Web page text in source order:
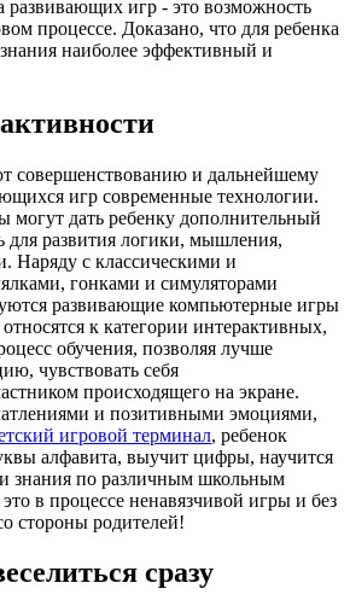
развивающих игр - это возможность
процессе. Доказано, что для ребенка
наиболее эффективный и
совершенствованию и дальнейшему
игр современные технологии.
могут дать ребенку дополнительный
для развития логики, мышления,
Наряду с классическими и
гонками и симуляторами
развивающие компьютерные игры
к категории интерактивных,
обучения, позволяя лучше
чувствовать себя
происходящего на экране.
и позитивными эмоциями,
игровой терминал, ребенок
алфавита, выучит цифры, научится
знания по различным школьным
в процессе ненавязчивой игры и без
стороны родителей!
сразу